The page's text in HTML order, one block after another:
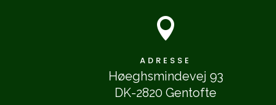

ADRESSE
Høeghsmindevej 93
DK-2820 Gentofte